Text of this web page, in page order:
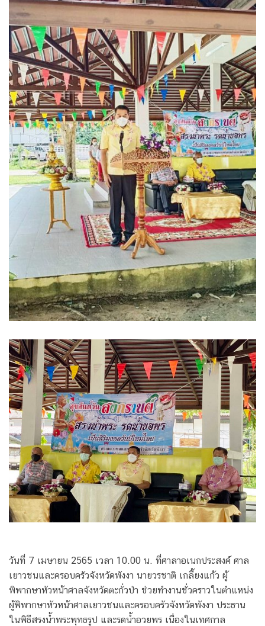
วันที่ 7 เมษายน 2565 เวลา 10.00 น. ที่ศาลาอเนกประสงค์ ศาล
เยาวชนและครอบครัวจังหวัดพังงา นายวรชาติ เกลี้ยงแก้ว ผู้
พิพากษาหัวหน้าศาลจังหวัดตะกั่วป่า ช่วยทำงานชั่วคราวในตำแหน่ง
ผู้พิพากษาหัวหน้าศาลเยาวชนและครอบครัวจังหวัดพังงา ประธาน
ในพิธีสรงน้ำพระพุทธรูป และรดน้ำอวยพร เนื่องในเทศกาล